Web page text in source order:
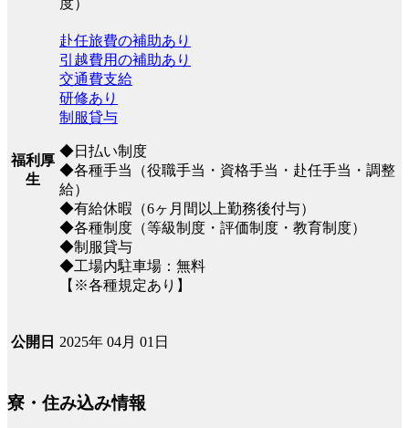
福利厚
生
赴任旅費の補助あり
引越費用の補助あり
交通費支給
研修あり
制服貸与
◆日払い制度
◆各種手当（役職手当・資格手当・赴任手当・調整
給）
◆有給休暇（6ヶ月間以上勤務後付与）
◆各種制度（等級制度・評価制度・教育制度）
◆制服貸与
◆工場内駐車場：無料
【※各種規定あり】
公開日 2025年 04月 01日
寮・住み込み情報